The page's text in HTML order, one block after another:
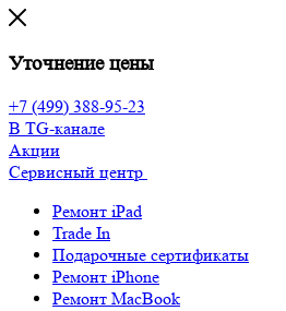
Уточнение цены
+7 (499) 388-95-23
В TG-канале
Акции
Сервисный центр
Ремонт iPad
Trade In
Подарочные сертификаты
Ремонт iPhone
Ремонт MacBook